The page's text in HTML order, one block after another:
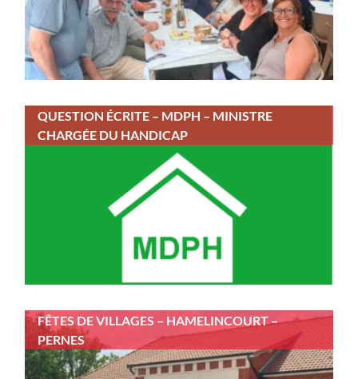
QUESTION ÉCRITE – MDPH – MINISTRE
CHARGÉE DU HANDICAP
FÊTES DE VILLAGES – HAMELINCOURT –
PERNES